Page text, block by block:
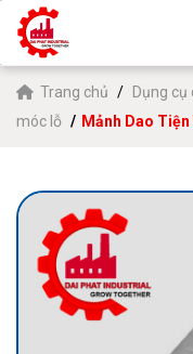
Trang chủ Dụng
móc lỗ
Mảnh Dao